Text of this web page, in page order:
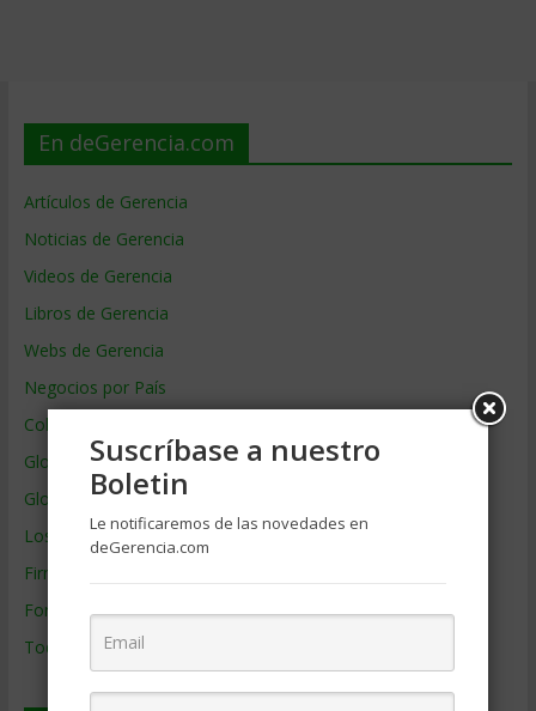
En deGerencia.com
Artículos de Gerencia
Noticias de Gerencia
Videos de Gerencia
Libros de Gerencia
Webs de Gerencia
Negocios por País
Colaboradores de Gerencia
Glosario
Glosario Inglés – Español
Los mejores MBA
Firmas de Gerencia
Formación de Gerencia
Todos los Temas
Suscríbase a nuestro
Boletin
Le notificaremos de las novedades en
deGerencia.com